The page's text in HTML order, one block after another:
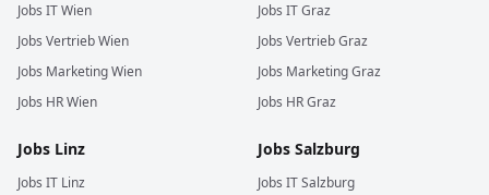
Jobs ITWien
Jobs VertriebWien
Jobs MarketingWien
Jobs HRWien
Jobs ITGraz
Jobs VertriebGraz
Jobs MarketingGraz
Jobs HRGraz
Jobs Linz
Jobs IT Linz
Jobs Salzburg
Jobs ITSalzburg